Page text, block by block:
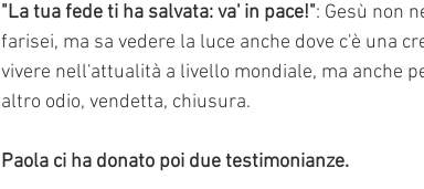
"La tua fede ti ha salvata: va' in pace!": Gesù non
farisei, ma sa vedere la luce anche dove c'è una
vivere nell'attualità a livello mondiale, ma anche
altro odio, vendetta, chiusura.
Paola ci ha donato poi due testimonianze.